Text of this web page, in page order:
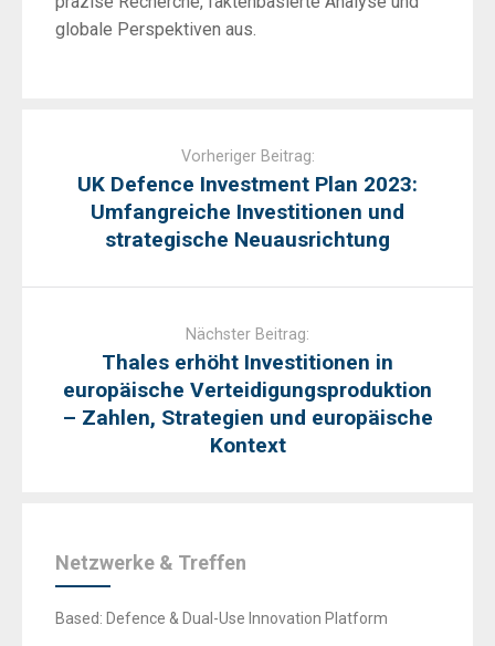
globale Perspektiven aus.
Vorheriger Beitrag:
UK Defence Investment Plan 2023:
Umfangreiche Investitionen und
strategische Neuausrichtung
Nächster Beitrag:
Thales erhöht Investitionen in
europäische Verteidigungsproduktion
– Zahlen, Strategien und europäische
Kontext
Netzwerke & Treffen
Based: Defence & Dual-Use Innovation Platform